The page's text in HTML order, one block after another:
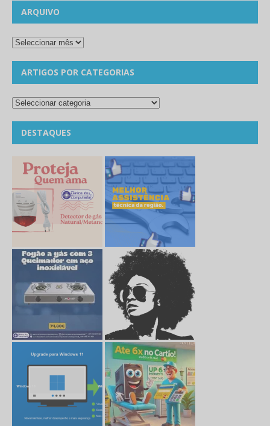
ARQUIVO
ARTIGOS POR CATEGORIAS
DESTAQUES